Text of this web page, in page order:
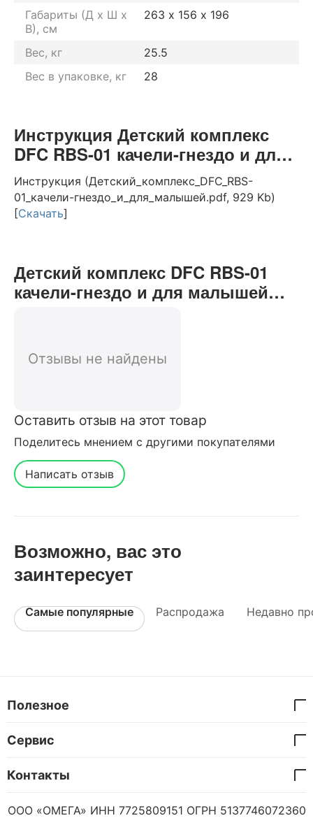
Габариты (Д х Ш х
В), см
263 х 156 х 196
Вес, кг
25.5
Вес в упаковке, кг
28
Инструкция Детский комплекс
DFC RBS-01 качели-гнездо и для
малышей
Инструкция (Детский_комплекс_DFC_RBS-
01_качели-гнездо_и_для_малышей.pdf, 929 Kb)
[Скачать]
Детский комплекс DFC RBS-01
качели-гнездо и для малышей
магазина
Отзывы не найдены
Оставить отзыв на этот товар
Поделитесь мнением с другими покупателями
Написать отзыв
Возможно, вас это
заинтересует
Самые популярные Распродажа Недавно
Полезное
Сервис
Контакты
ООО «ОМЕГА» ИНН 7725809151 ОГРН 5137746072360